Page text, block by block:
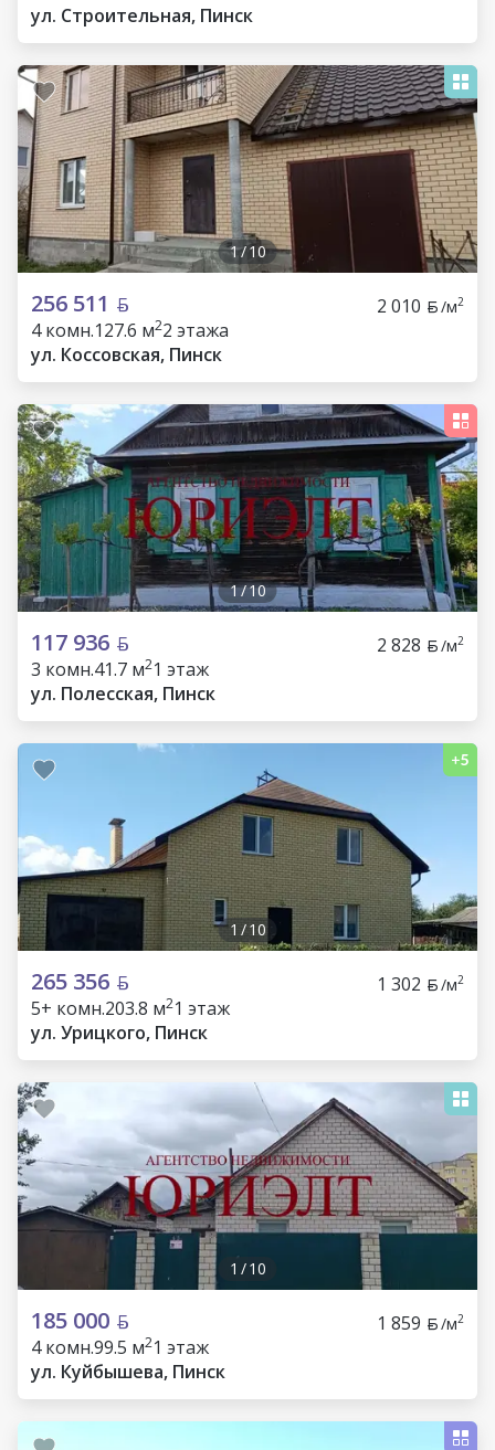
ул. Строительная, Пинск
1/10
256 511 2 010 /м2
4 комн.127.6 м22 этажа
ул. Коссовская, Пинск
1/10
117 936 2 828 /м2
3 комн.41.7 м21 этаж
ул. Полесская, Пинск
1 /10
265 356 1 302 /м2
5+ комн.203.8 м21 этаж
ул. Урицкого, Пинск
1 /10
185 000 1 859 /м2
4 комн.99.5 м21 этаж
ул. Куйбышева, Пинск